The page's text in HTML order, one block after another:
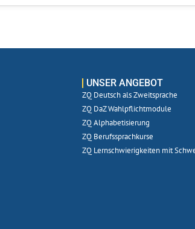
UNSER ANGEBOT
ZQ Deutsch als Zweitsprache
ZQ DaZ Wahlpflichtmodule
ZQ Alphabetisierung
ZQ Berufssprachkurse
ZQ Lernschwierigkeiten mit